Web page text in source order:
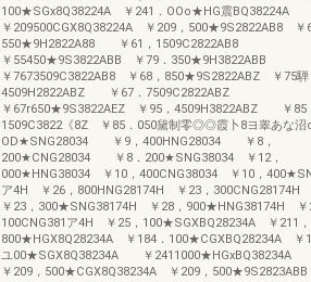
100★SGx8Q38224A ￥241．OOo★HG震BQ38224A
￥209500CGX8Q38224A ￥209，500★9S2822AB8 ￥
550★9H2822A88 ￥61，1509C2822AB8
￥55450★9S3822ABB ￥79．350★9H3822ABB
￥7673509C3822AB8 ￥68，850★9S2822ABZ ￥75騨
4509H2822ABZ ￥67．7509C2822ABZ
￥67r650★9S3822AEZ ￥95，4509H3822ABZ ￥85
1509C3822《8Z ￥85．050黛制零◎◎霞卜8ヨ睾あな沼
OD★SNG28034 ￥9，400HNG28034 ￥8，
200★CNG28034 ￥8．200★SNG38034 ￥12，
000★HNG38034 ￥10，400CNG38034 ￥10，
ア4H ￥26，800HNG28174H ￥23，300CNG28174H
￥23，300★SNG38174H ￥28，900★HNG38174H ￥
100CNG381ア4H ￥25，100★SGXBQ28234A ￥211，
800★HGX8Q28234A ￥184．100★CGXBQ28234A ￥
ユ00★SGX8Q38234A ￥2411000★HGxBQ38234A
￥209，500★CGX8Q38234A ￥209，